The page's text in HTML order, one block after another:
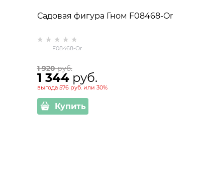
Садовая фигура Гном F08468-Or
F08468-Or
1 920 руб.
1 344 руб.
выгода 576 руб.или 30%
Купить